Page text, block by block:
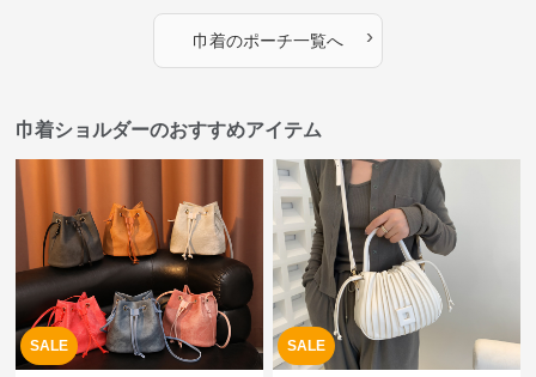
巾着のポーチ一覧へ ›
巾着ショルダーのおすすめアイテム
SALE SALE